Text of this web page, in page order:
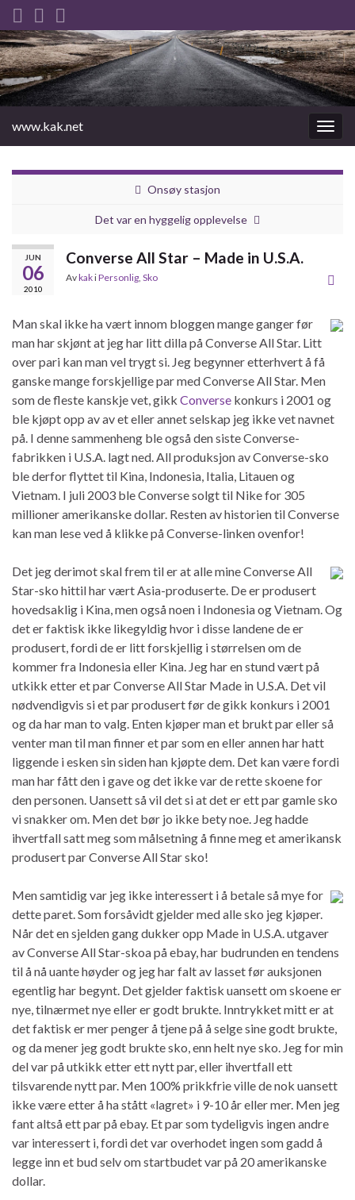
Slåu
av/på
www.kak.net
Onsøy stasjon
Det var en hyggelig opplevelse
JUN
06
2010
Converse All Star – Made in U.S.A.
AvkakiPersonlig Sko
Man skal ikke ha vært innom bloggen mange ganger før
man har skjønt at jeg har litt dilla på Converse All Star. Litt
over pari kan man vel trygt si. Jeg begynner etterhvert å få
ganske mange forskjellige par med Converse All Star. Men
som de fleste kanskje vet, gikk Converse konkurs i 2001 og
ble kjøpt opp av av et eller annet selskap jeg ikke vet navnet
på. I denne sammenheng ble også den siste Converse-
fabrikken i U.S.A. lagt ned. All produksjon av Converse-sko
ble derfor flyttet til Kina, Indonesia, Italia, Litauen og
Vietnam. I juli 2003 ble Converse solgt til Nike for 305
millioner amerikanske dollar. Resten av historien til Converse
kan man lese ved å klikke på Converse-linken ovenfor!
Det jeg derimot skal frem til er at alle mine Converse All
Star-sko hittil har vært Asia-produserte. De er produsert
hovedsaklig i Kina, men også noen i Indonesia og Vietnam. Og
det er faktisk ikke likegyldig hvor i disse landene de er
produsert, fordi de er litt forskjellig i størrelsen om de
kommer fra Indonesia eller Kina. Jeg har en stund vært på
utkikk etter et par Converse All Star Made in U.S.A. Det vil
nødvendigvis si et par produsert før de gikk konkurs i 2001
og da har man to valg. Enten kjøper man et brukt par eller så
venter man til man finner et par som en eller annen har hatt
liggende i esken sin siden han kjøpte dem. Det kan være fordi
man har fått den i gave og det ikke var de rette skoene for
den personen. Uansett så vil det si at det er ett par gamle sko
vi snakker om. Men det bør jo ikke bety noe. Jeg hadde
ihvertfall satt meg som målsetning å finne meg et amerikansk
produsert par Converse All Star sko!
Men samtidig var jeg ikke interessert i å betale så mye for
dette paret. Som forsåvidt gjelder med alle sko jeg kjøper.
Når det en sjelden gang dukker opp Made in U.S.A. utgaver
av Converse All Star-skoa på ebay, har budrunden en tendens
til å nå uante høyder og jeg har falt av lasset før auksjonen
egentlig har begynt. Det gjelder faktisk uansett om skoene er
nye, tilnærmet nye eller er godt brukte. Inntrykket mitt er at
det faktisk er mer penger å tjene på å selge sine godt brukte,
og da mener jeg godt brukte sko, enn helt nye sko. Jeg for min
del var på utkikk etter ett nytt par, eller ihvertfall ett
tilsvarende nytt par. Men 100% prikkfrie ville de nok uansett
ikke være etter å ha stått «lagret» i 9-10 år eller mer. Men jeg
fant altså ett par på ebay. Et par som tydeligvis ingen andre
var interessert i, fordi det var overhodet ingen som gadd å
legge inn et bud selv om startbudet var på 20 amerikanske
dollar.